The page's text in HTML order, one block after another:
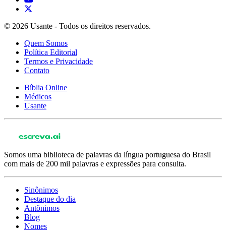
© 2026 Usante - Todos os direitos reservados.
Quem Somos
Política Editorial
Termos e Privacidade
Contato
Bíblia Online
Médicos
Usante
Somos uma biblioteca de palavras da língua portuguesa do Brasil
com mais de 200 mil palavras e expressões para consulta.
Sinônimos
Destaque do dia
Antônimos
Blog
Nomes